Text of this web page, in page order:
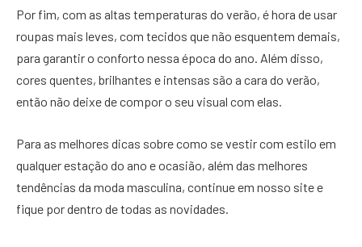
Por fim, com as altas temperaturas do verão, é hora de usar
roupas mais leves, com tecidos que não esquentem demais,
para garantir o conforto nessa época do ano. Além disso,
cores quentes, brilhantes e intensas são a cara do verão,
então não deixe de compor o seu visual com elas.
Para as melhores dicas sobre como se vestir com estilo em
qualquer estação do ano e ocasião, além das melhores
tendências da moda masculina, continue em nosso site e
fique por dentro de todas as novidades.